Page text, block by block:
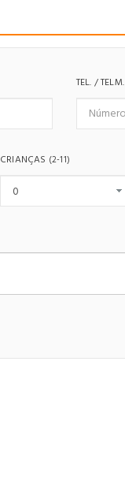
TEL. / TELM.
CRIANÇAS (2-11)